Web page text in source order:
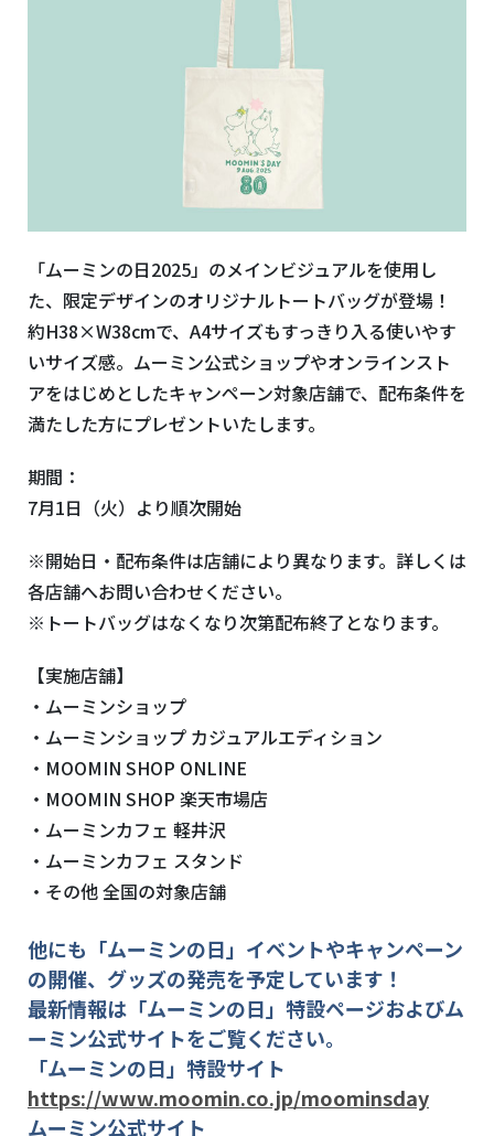
「ムーミンの日2025」のメインビジュアルを使用し
た、限定デザインのオリジナルトートバッグが登場！
約H38×W38cmで、A4サイズもすっきり入る使いやす
いサイズ感。ムーミン公式ショップやオンラインスト
アをはじめとしたキャンペーン対象店舗で、配布条件を
満たした方にプレゼントいたします。
期間：
7月1日（火）より順次開始
※開始日・配布条件は店舗により異なります。詳しくは
各店舗へお問い合わせください。
※トートバッグはなくなり次第配布終了となります。
【実施店舗】
・ムーミンショップ
・ムーミンショップ カジュアルエディション
・MOOMIN SHOP ONLINE
・MOOMIN SHOP 楽天市場店
・ムーミンカフェ 軽井沢
・ムーミンカフェ スタンド
・その他 全国の対象店舗
他にも「ムーミンの日」イベントやキャンペーン
の開催、グッズの発売を予定しています！
最新情報は「ムーミンの日」特設ページおよびム
ーミン公式サイトをご覧ください。
「ムーミンの日」特設サイト
https://www.moomin.co.jp/moominsday
ムーミン公式サイト